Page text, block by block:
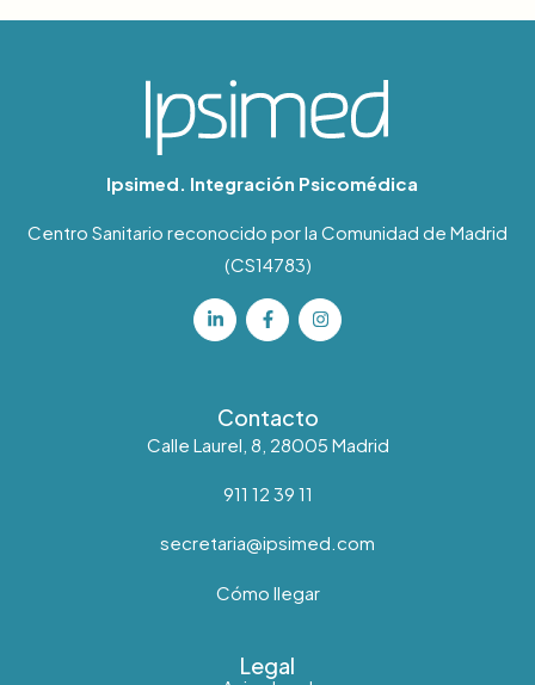
Ipsimed. Integración Psicomédica
Centro Sanitario reconocido por la Comunidad de Madrid
(CS14783)
Contacto
Calle Laurel, 8, 28005 Madrid
911 12 39 11
secretaria@ipsimed.com
Cómo llegar
Legal